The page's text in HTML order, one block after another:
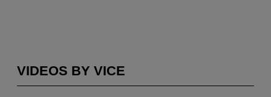
VIDEOS BY VICE